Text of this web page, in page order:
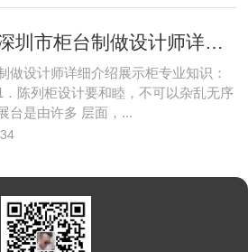
深圳市柜台制做设计师详细介绍展示柜专业知识
做设计师详细介绍展示柜专业知识：
．陈列柜设计要和睦，不可以杂乱无序
台是由许多 层面，...